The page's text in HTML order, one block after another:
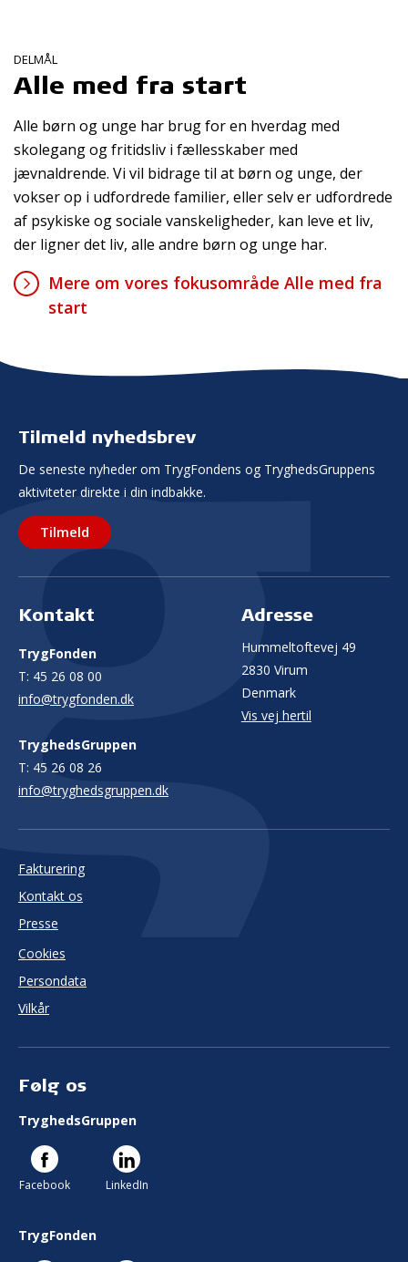
DELMÅL
Alle med fra start
Alle børn og unge har brug for en hverdag med
skolegang og fritidsliv i fællesskaber med
jævnaldrende. Vi vil bidrage til at børn og unge, der
vokser op i udfordrede familier, eller selv er udfordrede
af psykiske og sociale vanskeligheder, kan leve et liv,
der ligner det liv, alle andre børn og unge har.
Mere om vores fokusområde Alle med fra
start
Tilmeld nyhedsbrev
De seneste nyheder om TrygFondens og TryghedsGruppens
aktiviteter direkte i din indbakke.
Tilmeld
Kontakt
TrygFonden
T: 45 26 08 00
info@trygfonden.dk
TryghedsGruppen
T: 45 26 08 26
info@tryghedsgruppen.dk
Adresse
Hummeltoftevej 49
2830 Virum
Denmark
Vis vej hertil
Fakturering
Kontakt os
Presse
Cookies
Persondata
Vilkår
Følg os
TryghedsGruppen
Facebook LinkedIn
TrygFonden